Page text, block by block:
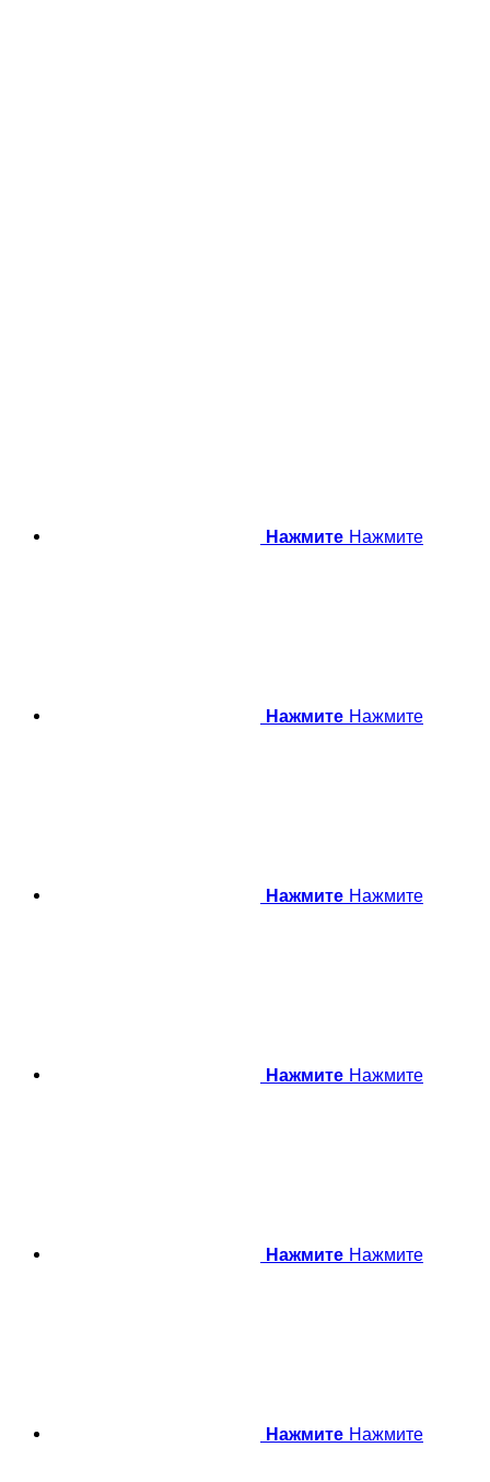
Нажмите Нажмите
Нажмите Нажмите
Нажмите Нажмите
Нажмите Нажмите
Нажмите Нажмите
Нажмите Нажмите